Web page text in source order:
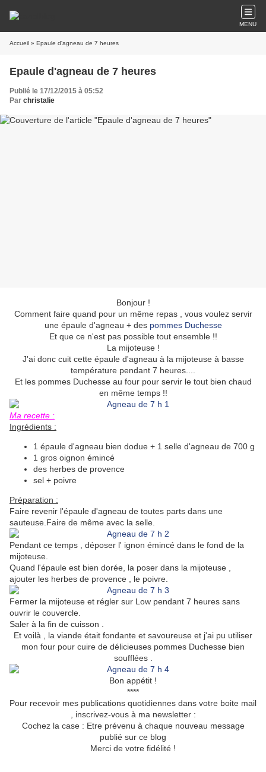
MENU
Accueil » Epaule d'agneau de 7 heures
Epaule d'agneau de 7 heures
Publié le 17/12/2015 à 05:52
Par christalie
Bonjour !
Comment faire quand pour un même repas , vous voulez servir
une épaule d'agneau + des pommes Duchesse
Et que ce n'est pas possible tout ensemble !!
La mijoteuse !
J'ai donc cuit cette épaule d'agneau à la mijoteuse à basse
température pendant 7 heures....
Et les pommes Duchesse au four pour servir le tout bien chaud
en même temps !!
Ma recette :
Ingrédients :
1 épaule d'agneau bien dodue + 1 selle d'agneau de 700 g
1 gros oignon émincé
des herbes de provence
sel + poivre
Préparation :
Faire revenir l'épaule d'agneau de toutes parts dans une
sauteuse.Faire de même avec la selle.
Pendant ce temps , déposer l' ignon émincé dans le fond de la
mijoteuse.
Quand l'épaule est bien dorée, la poser dans la mijoteuse ,
ajouter les herbes de provence , le poivre.
Fermer la mijoteuse et régler sur Low pendant 7 heures sans
ouvrir le couvercle.
Saler à la fin de cuisson .
Et voilà , la viande était fondante et savoureuse et j'ai pu utiliser
mon four pour cuire de délicieuses pommes Duchesse bien
soufflées .
Bon appétit !
****
Pour recevoir mes publications quotidiennes dans votre boite mail
, inscrivez-vous à ma newsletter :
Cochez la case : Etre prévenu à chaque nouveau message
publié sur ce blog
Merci de votre fidélité !